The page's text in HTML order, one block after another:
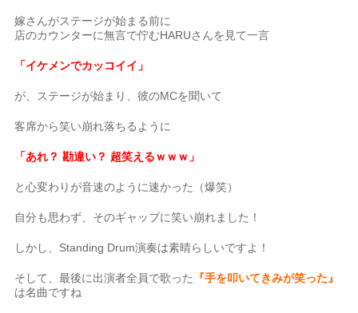
嫁さんがステージが始まる前に
店のカウンターに無言で佇むHARUさんを見て一言
「イケメンでカッコイイ」
が、ステージが始まり、彼のMCを聞いて
客席から笑い崩れ落ちるように
「あれ？ 勘違い？ 超笑えるｗｗｗ」
と心変わりが音速のように速かった（爆笑）
自分も思わず、そのギャップに笑い崩れました！
しかし、Standing Drum演奏は素晴らしいですよ！
そして、最後に出演者全員で歌った
『手を叩いてきみが笑った』
は名曲ですね